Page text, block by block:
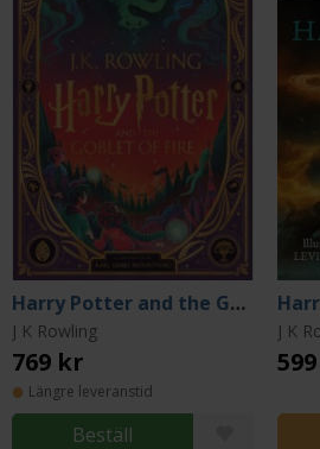
Harry Potter and the Goblet of Fire (Interactive Illustrated Edition)
J K Rowling
769 kr
Längre leveranstid
Beställ
J K